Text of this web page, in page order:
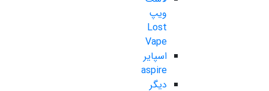
ویپ
Lost
Vape
اسپایر
aspire
دیگر